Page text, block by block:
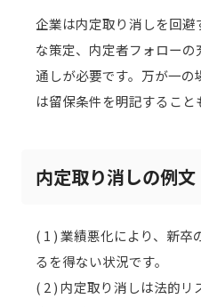
企業は内定取り消しを回
な策定、内定者フォロー
通しが必要です。万が一
は留保条件を明記すること
内定取り消しの例文
( 1 ) 業績悪化により、新
るを得ない状況です。
( 2 ) 内定取り消しは法的